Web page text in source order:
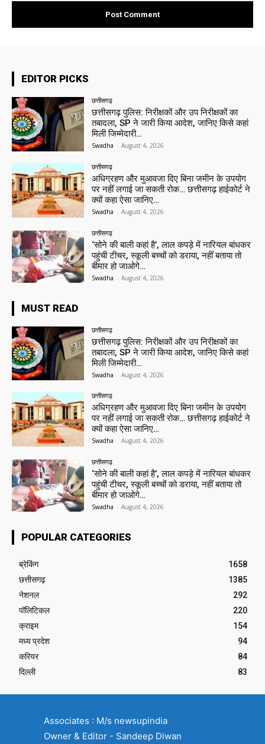
EDITOR PICKS
छत्तीसगढ़
छत्तीसगढ़ पुलिस: निरीक्षकों और उप निरीक्षकों का
तबादला, SP ने जारी किया आदेश, जानिए किसे कहां
मिली जिम्मेदारी…
Swadha - August 4, 2026
छत्तीसगढ़
अधिग्रहण और मुआवजा दिए बिना जमीन के उपयोग
पर नहीं लगाई जा सकती रोक… छत्तीसगढ़ हाईकोर्ट ने
क्यों कहा ऐसा जानिए…
Swadha - August 4, 2026
छत्तीसगढ़
‘सोने की बाली कहां है’, लाल कपड़े में नारियल बांधकर
पहुंची टीचर, स्कूली बच्चों को डराया, नहीं बताया तो
बीमार हो जाओगे…
Swadha - August 4, 2026
MUST READ
छत्तीसगढ़
छत्तीसगढ़ पुलिस: निरीक्षकों और उप निरीक्षकों का
तबादला, SP ने जारी किया आदेश, जानिए किसे कहां
मिली जिम्मेदारी…
Swadha - August 4, 2026
छत्तीसगढ़
अधिग्रहण और मुआवजा दिए बिना जमीन के उपयोग
पर नहीं लगाई जा सकती रोक… छत्तीसगढ़ हाईकोर्ट ने
क्यों कहा ऐसा जानिए…
Swadha - August 4, 2026
छत्तीसगढ़
‘सोने की बाली कहां है’, लाल कपड़े में नारियल बांधकर
पहुंची टीचर, स्कूली बच्चों को डराया, नहीं बताया तो
बीमार हो जाओगे…
Swadha - August 4, 2026
POPULAR CATEGORIES
ब्रेकिंग
1658
छत्तीसगढ़
1385
नेशनल
292
पॉलिटिकल
220
क्राइम
154
मध्य प्रदेश
94
करियर
84
दिल्ली
83
Associates : M/s newsupindia
Owner & Editor - Sandeep Diwan